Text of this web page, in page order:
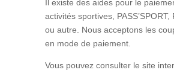
Il existe des aides pour le
activités sportives, PASS’SPORT,
ou autre. Nous acceptons les
en mode de paiement.
Vous pouvez consulter le site